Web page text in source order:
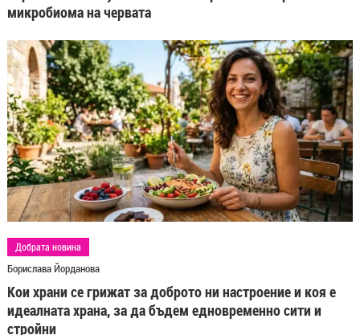
микробиома на червата
Добрата новина
Борислава Йорданова
Кои храни се грижат за доброто ни настроение и коя е
идеалната храна, за да бъдем едновременно сити и
стройни